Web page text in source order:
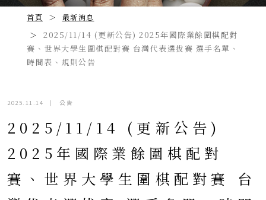
首頁 最新消息
2025/11/14 (更新公告) 2025年國際業餘圍棋配對
賽、世界大學生圍棋配對賽 台灣代表選拔賽 選手名單、
時間表、規則公告
2025.11.14 | 公告
2025/11/14 (更新公告)
2025年國際業餘圍棋配對
賽、世界大學生圍棋配對賽 台